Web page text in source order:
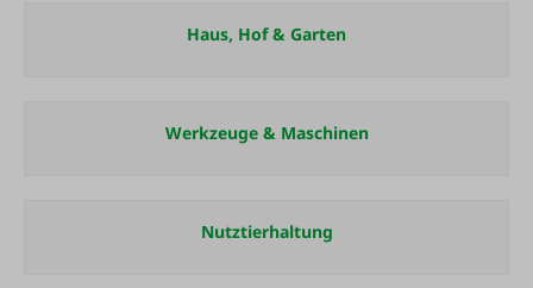
Haus, Hof & Garten
Werkzeuge & Maschinen
Nutztierhaltung